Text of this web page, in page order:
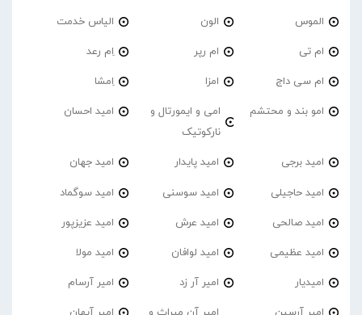
الموس الون الیاس خدمت
ام تی ام رپر اِم رعد
ام سی داج امزا اِمشا
امو بند و محتشم
امی و ایمورتال و
نارکوتیک
امید احسان
امید برجی امید پایدار امید جهان
امید حاجیلی امید سوسنی امید سوگماد
امید صالحی امید عرش امید عزیزپور
امید عظیمی امید لوافان امید مولا
امیدیار امیر آر زد امیر آرسام